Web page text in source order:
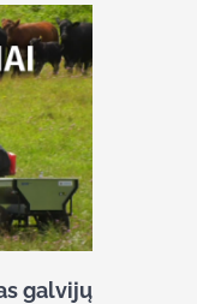
galvijų